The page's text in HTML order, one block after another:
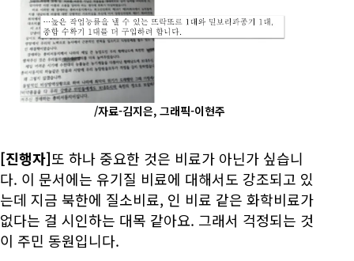
/자료-김지은, 그래픽-이현주
[진행자]또 하나 중요한 것은 비료가 아닌가 싶습니
다. 이 문서에는 유기질 비료에 대해서도 강조되고 있
는데 지금 북한에 질소비료, 인 비료 같은 화학비료가
없다는 걸 시인하는 대목 같아요. 그래서 걱정되는 것
이 주민 동원입니다.